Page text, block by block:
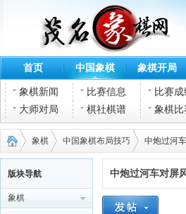
首页 中国象棋 象棋开局
象棋新闻 比赛信息 比赛成
大师对局
棋社棋谱 象棋比
茂名›
象棋 中国象棋布局技巧
›
中炮过河
版块导航
象棋
中炮过河车对屏